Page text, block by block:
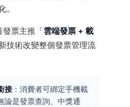
。
發票主推「雲端發票 + 載
技術改變整個發票管理流
接：消費者可綁定手機載
論是發票查詢、中獎通